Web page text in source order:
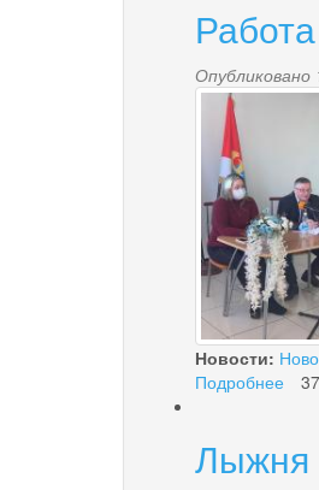
и
стих
и
Опубликовано
9385-
4ecd-
8fc7-
Новости:
Подробнее
Лыжня